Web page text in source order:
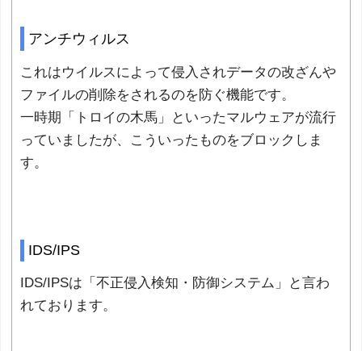
アンチウィルス
これはウイルスによって侵入されデータの改ざんや
ファイルの削除をされるのを防ぐ機能です。
一時期「トロイの木馬」といったマルウェアが流行
っていましたが、こういったものをブロックしま
す。
IDS/IPS
IDS/IPSは「不正侵入検知・防御システム」と言わ
れております。